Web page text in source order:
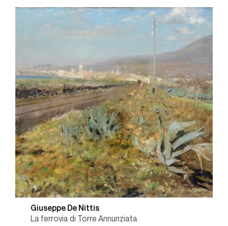
Giuseppe De Nittis
La ferrovia di Torre Annunziata